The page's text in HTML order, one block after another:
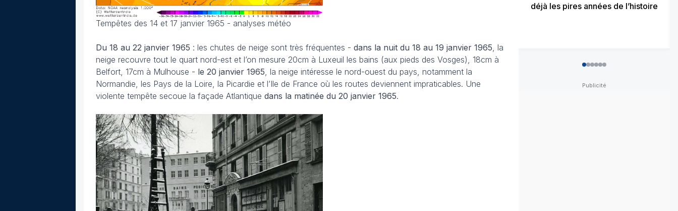
Tempêtes des 14 et 17 janvier 1965 - analyses météo
Du 18 au 22 janvier 1965 : les chutes de neige sont très fréquentes - dans la nuit du 18 au 19 janvier 1965 , la
neige recouvre tout le quart nord-est et l’on mesure 20cm à Luxeuil les bains (aux pieds des Vosges), 18cm à
Belfort, 17cm à Mulhouse - le 20 janvier 1965 , la neige intéresse le nord-ouest du pays, notamment la
Normandie, les Pays de la Loire, la Picardie et l’Ile de France où les routes deviennent impraticables. Une
violente tempête secoue la façade Atlantique dans la matinée du 20 janvier 1965.
déjà les pires années de l’histoire
012345